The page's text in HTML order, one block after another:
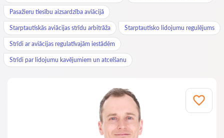
Pasažieru tiesību aizsardzība aviācijā
Starptautiskās aviācijas strīdu arbitrāža Starptautisko lidojumu regulējums
Strīdi ar aviācijas regulatīvajām iestādēm
Strīdi par lidojumu kavējumiem un atcelšanu